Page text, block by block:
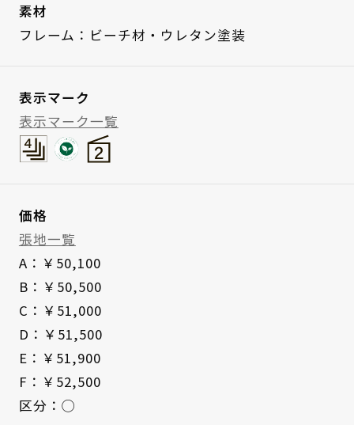
素材
フレーム：ビーチ材・ウレタン塗装
表示マーク
表示マーク一覧
価格
張地一覧
A：￥50,100
B：￥50,500
C：￥51,000
D：￥51,500
E：￥51,900
F：￥52,500
区分：◯